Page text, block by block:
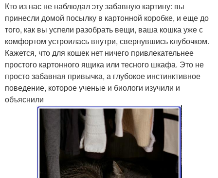
Кто из нас не наблюдал эту забавную картину: вы
принесли домой посылку в картонной коробке, и еще до
того, как вы успели разобрать вещи, ваша кошка уже с
комфортом устроилась внутри, свернувшись клубочком.
Кажется, что для кошек нет ничего привлекательнее
простого картонного ящика или тесного шкафа. Это не
просто забавная привычка, а глубокое инстинктивное
поведение, которое ученые и биологи изучили и
объяснили